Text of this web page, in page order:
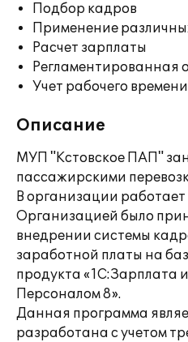
Подбор кадров
Применение
Расчет зарплаты
Регламентированная
Учет рабочего времени
Описание
МУП "Кстовское ПАП"
пассажирскими
В организации работает
Организацией было
внедрении системы
заработной платы на
продукта «1С:Зарплата
Персоналом 8».
Данная программа
разработана с учетом